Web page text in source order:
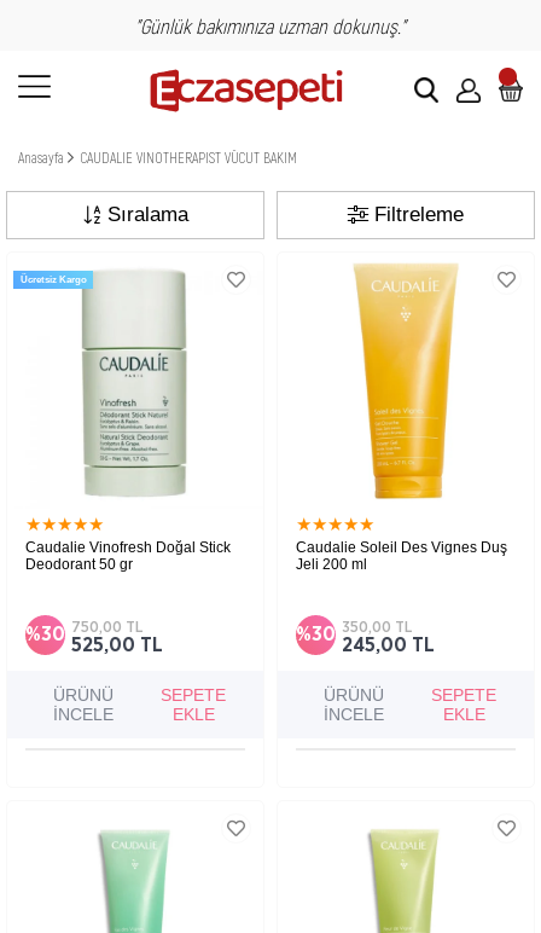
"Günlük bakımınıza uzman dokunuş."
Anasayfa CAUDALIE VINOTHERAPIST VÜCUT BAKIM
Filtreleme
Sıralama
★★★★★
Caudalie Vinofresh Doğal Stick
Deodorant 50 gr
%30
525,00 TL
750,00 TL
Ücretsiz Kargo
ÜRÜNÜ
İNCELE
SEPETE
EKLE
★★★★★
Caudalie Soleil Des Vignes Duş
Jeli 200 ml
%30
245,00 TL
350,00 TL
ÜRÜNÜ
İNCELE
SEPETE
EKLE